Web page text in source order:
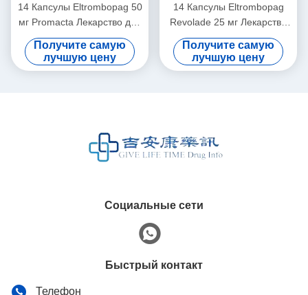
14 Капсулы Eltrombopag 50
мг Promacta Лекарство для
тромбоцитопении
Получите самую
лучшую цену
14 Капсулы Eltrombopag
Revolade 25 мг Лекарства
для лечения
тромбоцитопении
Получите самую
лучшую цену
Социальные сети
Быстрый контакт
Телефон